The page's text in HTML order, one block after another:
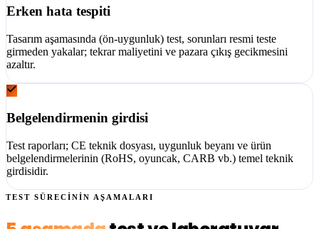
Erken hata tespiti
Tasarım aşamasında (ön-uygunluk) test, sorunları resmi teste
girmeden yakalar; tekrar maliyetini ve pazara çıkış gecikmesini
azaltır.
Belgelendirmenin girdisi
Test raporları; CE teknik dosyası, uygunluk beyanı ve ürün
belgelendirmelerinin (RoHS, oyuncak, CARB vb.) temel teknik
girdisidir.
TEST SÜRECİNİN AŞAMALARI